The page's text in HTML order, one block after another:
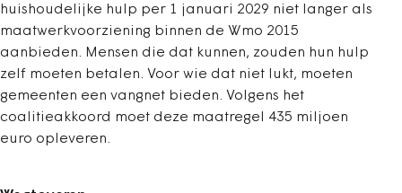
huishoudelijke hulp per 1 januari 2029 niet langer als
maatwerkvoorziening binnen de Wmo 2015
aanbieden. Mensen die dat kunnen, zouden hun hulp
zelf moeten betalen. Voor wie dat niet lukt, moeten
gemeenten een vangnet bieden. Volgens het
coalitieakkoord moet deze maatregel 435 miljoen
euro opleveren.